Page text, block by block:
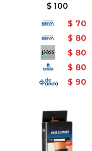
$ 100
$ 70
$ 80
$ 80
$ 80
$ 90